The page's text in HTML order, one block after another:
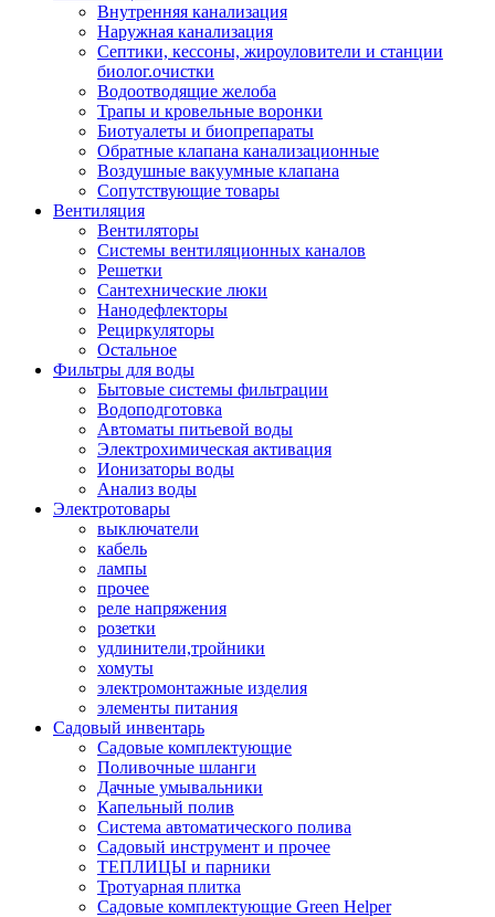
Внутренняя канализация
Наружная канализация
Септики, кессоны, жироуловители и станции
биолог.очистки
Водоотводящие желоба
Трапы и кровельные воронки
Биотуалеты и биопрепараты
Обратные клапана канализационные
Воздушные вакуумные клапана
Сопутствующие товары
Вентиляция
Вентиляторы
Системы вентиляционных каналов
Решетки
Сантехнические люки
Нанодефлекторы
Рециркуляторы
Остальное
Фильтры для воды
Бытовые системы фильтрации
Водоподготовка
Автоматы питьевой воды
Электрохимическая активация
Ионизаторы воды
Анализ воды
Электротовары
выключатели
кабель
лампы
прочее
реле напряжения
розетки
удлинители,тройники
хомуты
электромонтажные изделия
элементы питания
Садовый инвентарь
Садовые комплектующие
Поливочные шланги
Дачные умывальники
Капельный полив
Система автоматического полива
Садовый инструмент и прочее
ТЕПЛИЦЫ и парники
Тротуарная плитка
Садовые комплектующие Green Helper